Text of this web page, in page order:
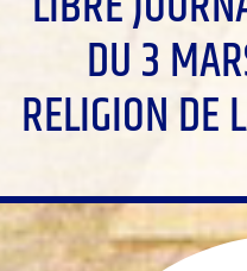
DU 3
RELIGION DE